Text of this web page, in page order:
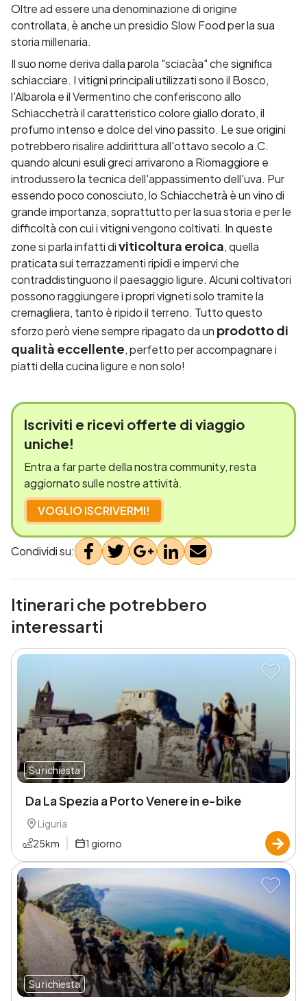
Oltre ad essere una denominazione di origine
controllata, è anche un presidio Slow Food per la sua
storia millenaria.
Il suo nome deriva dalla parola "sciacàa" che significa
schiacciare. I vitigni principali utilizzati sono il Bosco,
l'Albarola e il Vermentino che conferiscono allo
Schiacchetrà il caratteristico colore giallo dorato, il
profumo intenso e dolce del vino passito. Le sue origini
potrebbero risalire addirittura all'ottavo secolo a.C.
quando alcuni esuli greci arrivarono a Riomaggiore e
introdussero la tecnica dell'appassimento dell'uva. Pur
essendo poco conosciuto, lo Schiacchetrà è un vino di
grande importanza, soprattutto per la sua storia e per le
difficoltà con cui i vitigni vengono coltivati. In queste
zone si parla infatti diviticoltura eroica, quella
praticata sui terrazzamenti ripidi e impervi che
contraddistinguono il paesaggio ligure. Alcuni coltivatori
possono raggiungere i propri vigneti solo tramite la
cremagliera, tanto è ripido il terreno. Tutto questo
sforzo però viene sempre ripagato da un prodotto di
qualità eccellente, perfetto per accompagnare i
piatti della cucina ligure e non solo!
Iscriviti e ricevi offerte di viaggio
uniche!
Entra a far parte della nostra community, resta
aggiornato sulle nostre attività.
VOGLIO ISCRIVERMI!
Condividi su:
Itinerari che potrebbero
interessarti
Su richiesta
Da La Spezia a Porto Venere in e-bike
Liguria
25km 1 giorno
Su richiesta